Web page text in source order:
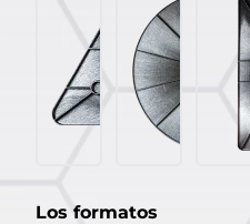
Los formatos